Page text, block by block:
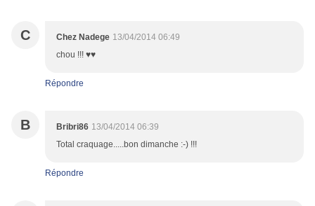
C Chez Nadege 13/04/2014 06:49
chou !!! ♥♥
Répondre
B Bribri86 13/04/2014 06:39
Total craquage.....bon dimanche :-) !!!
Répondre